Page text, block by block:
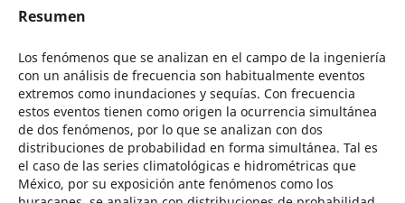
Resumen
Los fenómenos que se analizan en el campo de la ingeniería
con un análisis de frecuencia son habitualmente eventos
extremos como inundaciones y sequías. Con frecuencia
estos eventos tienen como origen la ocurrencia simultánea
de dos fenómenos, por lo que se analizan con dos
distribuciones de probabilidad en forma simultánea. Tal es
el caso de las series climatológicas e hidrométricas que
México, por su exposición ante fenómenos como los